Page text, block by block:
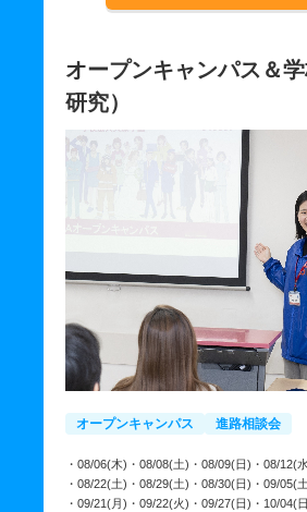
オープンキャンパス＆
研究）
オープンキャンパス 進路相談会
・08/06(木) ・08/08(土) ・08/09(日) ・08/12(
・08/22(土) ・08/29(土) ・08/30(日) ・09/05(
・09/21(月) ・09/22(火) ・09/27(日) ・10/04(